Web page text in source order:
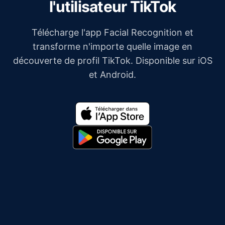
l'utilisateur TikTok
Télécharge l'app Facial Recognition et
transforme n'importe quelle image en
découverte de profil TikTok. Disponible sur iOS
et Android.